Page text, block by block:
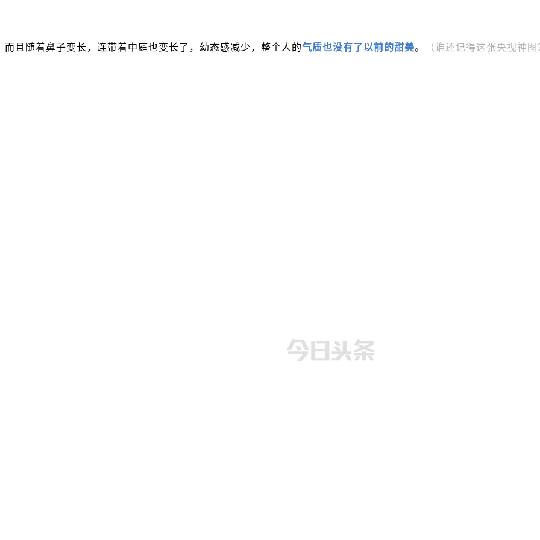
而且随着鼻子变长，连带着中庭也变长了，幼态感减少，整个人的气质也没有了以前的甜美。 （谁还记得这张央视神